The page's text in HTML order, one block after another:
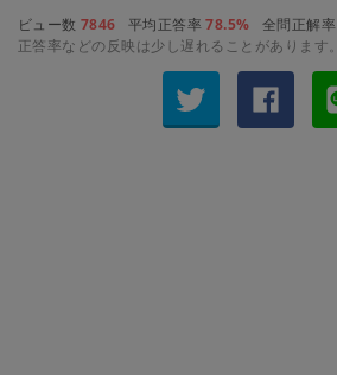
ビュー数 7846 平均正答率78.5% 全問正解率
正答率などの反映は少し遅れることがあります。